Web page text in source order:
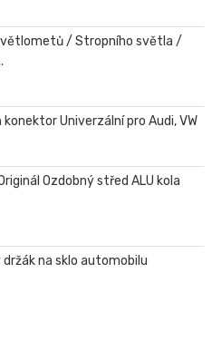
/ Stropního světla /
Univerzální pro Audi, VW
Ozdobný střed ALU kola
na sklo automobilu